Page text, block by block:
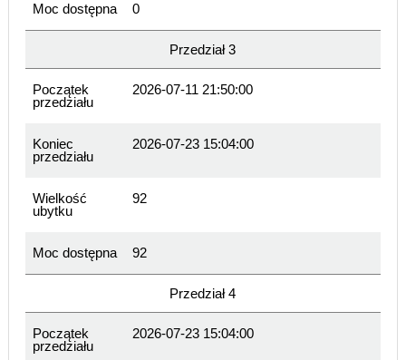
Moc dostępna 0
Przedział 3
Początek
przedziału
2026-07-11 21:50:00
Koniec
przedziału
2026-07-23 15:04:00
Wielkość
ubytku
92
Moc dostępna 92
Przedział 4
Początek
przedziału
2026-07-23 15:04:00